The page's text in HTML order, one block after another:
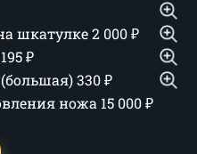
шкатулке2 000₽
195₽
330₽
ножа 15 000₽